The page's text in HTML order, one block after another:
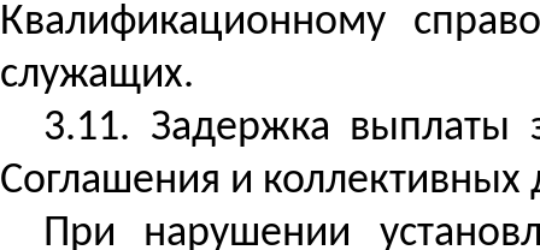
Квалификационному
служащих.
3.11. Задержка выплаты
Соглашения и коллективных
При нарушении